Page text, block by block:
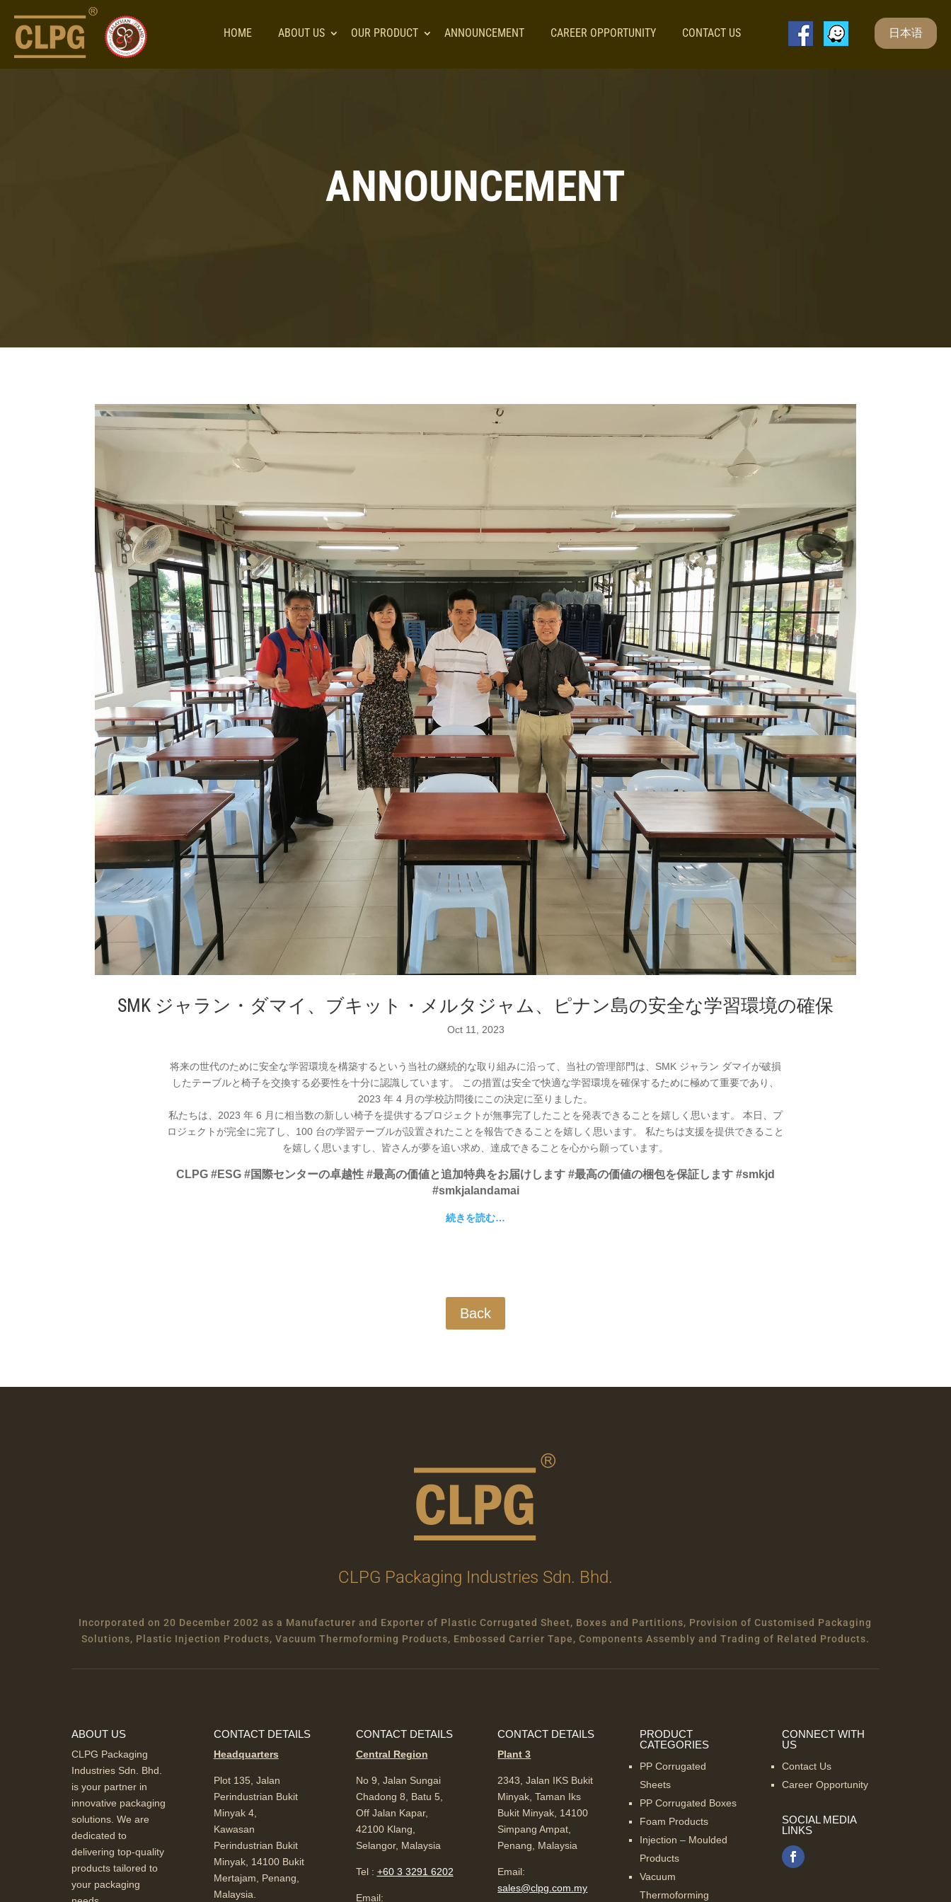
HOME ABOUT US OUR PRODUCT ANNOUNCEMENT CAREER OPPORTUNITY CONTACT US 日本语
ANNOUNCEMENT
SMK ジャラン・ダマイ、ブキット・メルタジャム、ピナン島の安全な学習環境の確保
Oct 11, 2023
将来の世代のために安全な学習環境を構築するという当社の継続的な取り組みに沿って、当社の管理部門は、SMK ジャラン ダマイが破損
したテーブルと椅子を交換する必要性を十分に認識しています。 この措置は安全で快適な学習環境を確保するために極めて重要であり、
2023 年 4 月の学校訪問後にこの決定に至りました。
私たちは、2023 年 6 月に相当数の新しい椅子を提供するプロジェクトが無事完了したことを発表できることを嬉しく思います。 本日、プ
ロジェクトが完全に完了し、100 台の学習テーブルが設置されたことを報告できることを嬉しく思います。 私たちは支援を提供できること
を嬉しく思いますし、皆さんが夢を追い求め、達成できることを心から願っています。
CLPG #ESG #国際センターの卓越性 #最高の価値と追加特典をお届けします #最高の価値の梱包を保証します #smkjd
#smkjalandamai
続きを読む…
Back
CLPG Packaging Industries Sdn. Bhd.
Incorporated on 20 December 2002 as a Manufacturer and Exporter of Plastic Corrugated Sheet, Boxes and Partitions, Provision of Customised Packaging
Solutions, Plastic Injection Products, Vacuum Thermoforming Products, Embossed Carrier Tape, Components Assembly and Trading of Related Products.
ABOUT US
CLPG Packaging
Industries Sdn. Bhd.
is your partner in
innovative packaging
solutions. We are
dedicated to
delivering top-quality
products tailored to
your packaging
CONTACT DETAILS
Headquarters
Plot 135, Jalan
Perindustrian Bukit
Minyak 4,
Kawasan
Perindustrian Bukit
Minyak, 14100 Bukit
Mertajam, Penang,
Malaysia.
CONTACT DETAILS
Central Region
No 9, Jalan Sungai
Chadong 8, Batu 5,
Off Jalan Kapar,
42100 Klang,
Selangor, Malaysia
Tel : +60 3 3291 6202
Email:
CONTACT DETAILS
Plant 3
2343, Jalan IKS Bukit
Minyak, Taman Iks
Bukit Minyak, 14100
Simpang Ampat,
Penang, Malaysia
Email:
sales@clpg.com.my
PRODUCT
CATEGORIES
PP Corrugated
Sheets
PP Corrugated Boxes
Foam Products
Injection – Moulded
Products
Vacuum
Thermoforming
CONNECT WITH
US
Contact Us
Career Opportunity
SOCIAL MEDIA
LINKS